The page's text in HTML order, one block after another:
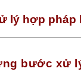
lý hợp pháp
bước xử